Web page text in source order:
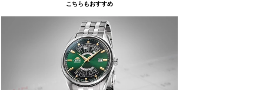
こちらもおすすめ